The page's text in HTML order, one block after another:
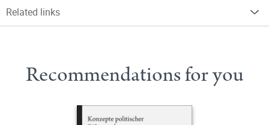
Related links
Recommendations for you